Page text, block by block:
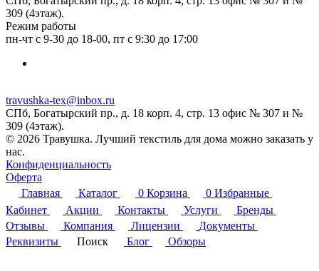
309 (4этаж).
Режим работы
пн-чт с 9-30 до 18-00, пт с 9:30 до 17:00
travushka-tex@inbox.ru
СПб, Богатырский пр., д. 18 корп. 4, стр. 13 офис № 307 и №
309 (4этаж).
© 2026 Травушка. Лучший текстиль для дома можно заказать у
нас.
Конфиденциальность
Оферта
Главная
Каталог 0 Корзина 0 Избранные
Кабинет
Акции Контакты Услуги
Бренды
Отзывы
Компания Лицензии
Документы
Реквизиты
Поиск Блог Обзоры